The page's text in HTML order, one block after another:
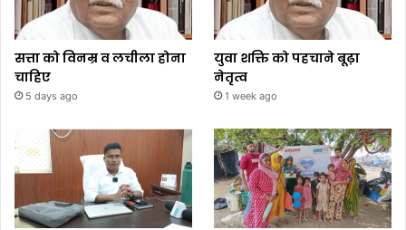
सत्ता को विनम्र व लचीला होना
चाहिए
5 days ago
युवा शक्ति को पहचाने बूढ़ा
नेतृत्व
1 week ago